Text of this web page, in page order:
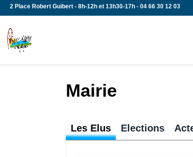
Skip
to
content
2 Place Robert Guibert - 8h-12h et 13h30-17h - 04 66 30 12 03
Mairie
Les Elus Elections